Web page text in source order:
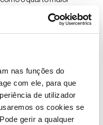
nas funções do
com ele, para que
de utilizador
os cookies se
gerir a qualquer
consolidar a aposta
release liners
se tem afirmado
distintiva desta
de krafts de elevada
sem perda de
fatores essenciais